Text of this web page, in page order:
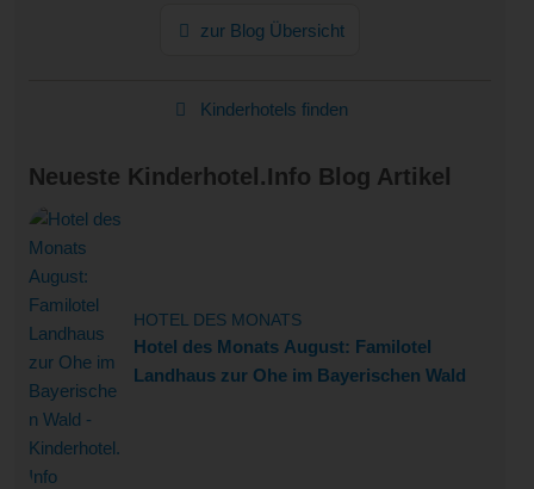
zur Blog Übersicht
Kinderhotels finden
Neueste Kinderhotel.Info Blog Artikel
HOTEL DES MONATS
Hotel des Monats August: Familotel
Landhaus zur Ohe im Bayerischen Wald